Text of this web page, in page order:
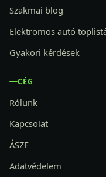
Szakmai blog
Elektromos autó
Gyakori kérdések
CÉG
Rólunk
Kapcsolat
ÁSZF
Adatvédelem